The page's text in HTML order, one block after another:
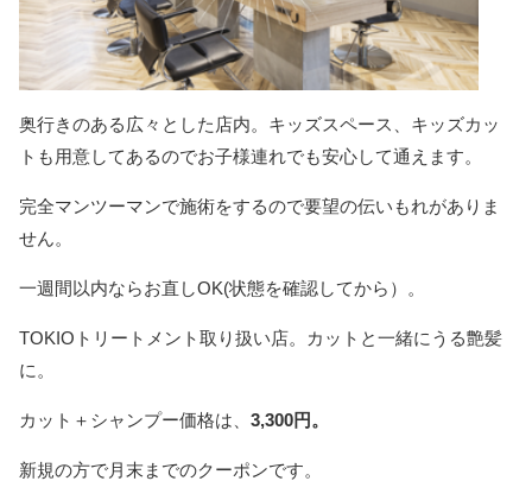
奥行きのある広々とした店内。キッズスペース、キッズカッ
トも用意してあるのでお子様連れでも安心して通えます。
完全マンツーマンで施術をするので要望の伝いもれがありま
せん。
一週間以内ならお直しOK(状態を確認してから）。
TOKIOトリートメント取り扱い店。カットと一緒にうる艶髪
に。
カット＋シャンプー価格は、 3,300円。
新規の方で月末までのクーポンです。